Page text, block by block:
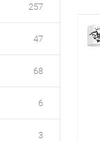
257
47
68
6
3